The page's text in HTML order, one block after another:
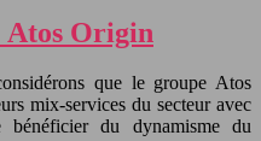
Atos Origin
que le groupe Atos
mix-services du secteur avec
bénéficier du dynamisme du